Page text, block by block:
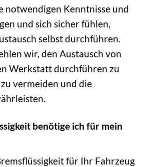
notwendigen Kenntnisse und
und sich sicher fühlen,
selbst durchführen.
wir, den Austausch von
Werkstatt durchführen zu
vermeiden und die
benötige ich für mein
für Ihr Fahrzeug